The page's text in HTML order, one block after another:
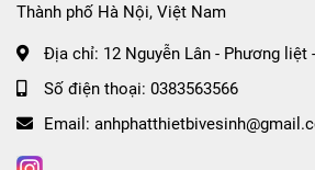
Thành phố Hà Nội, Việt Nam
Địa chỉ: 12 Nguyễn Lân - Phương liệt
Số điện thoại: 0383563566
Email: